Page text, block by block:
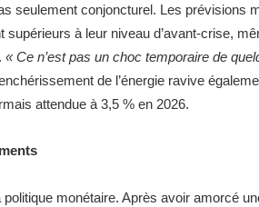
seulement conjoncturel. Les prévisions
à leur niveau d’avant-crise,
« Ce n’est pas un choc temporaire de
de l’énergie ravive
attendue à 3,5 % en 2026.
monétaire. Après avoir amorcé